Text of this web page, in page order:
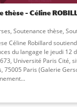
thèse – Céline
, Soutenance thèse,
Céline Robillard
du langage le jeudi 12
Université Paris Cité,
75005 Paris (Galerie
...